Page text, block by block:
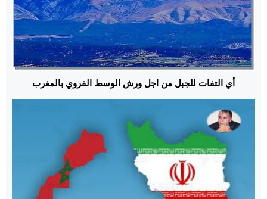
أي التفات للجبل من اجل ورش الوسط القروي بالمغرب